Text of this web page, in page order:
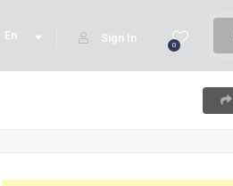
0
Sign In
En